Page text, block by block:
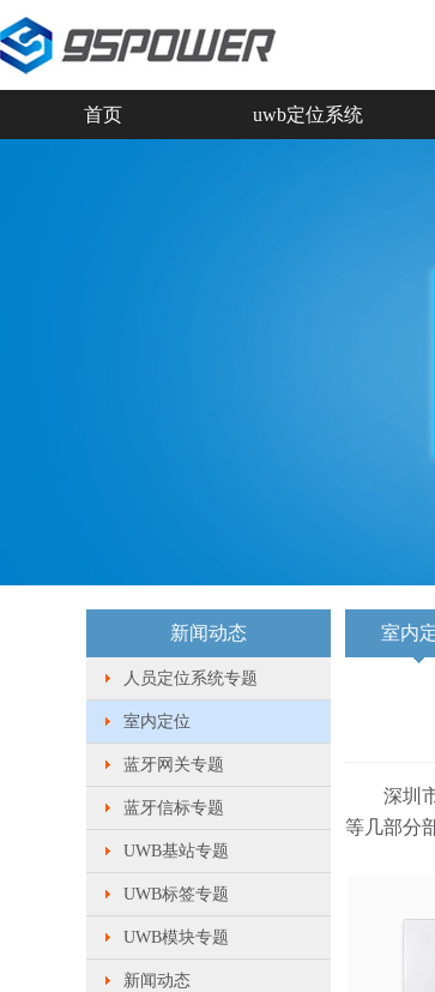
首页 uwb定位系统
新闻动态
人员定位系统专题
室内定位
蓝牙网关专题
蓝牙信标专题
UWB基站专题
UWB标签专题
UWB模块专题
新闻动态
室内
深圳市
等几部分